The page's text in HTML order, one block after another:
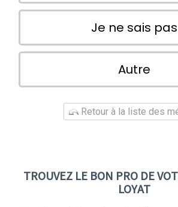
Je ne sais pas
Autre
Retour à la liste des
TROUVEZ LE BON PRO DE
LOYAT